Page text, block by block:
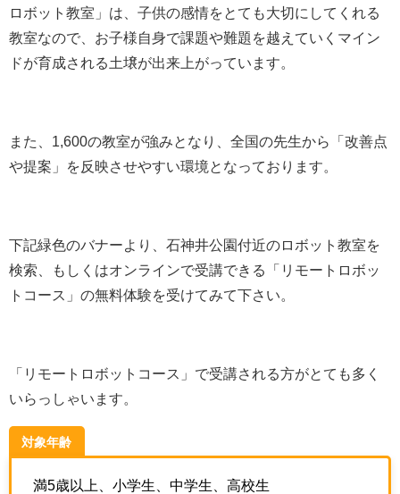
ロボット教室」は、子供の感情をとても大切にしてくれる
教室なので、お子様自身で課題や難題を越えていくマイン
ドが育成される土壌が出来上がっています。
また、1,600の教室が強みとなり、全国の先生から「改善点
や提案」を反映させやすい環境となっております。
下記緑色のバナーより、石神井公園付近のロボット教室を
検索、もしくはオンラインで受講できる「リモートロボッ
トコース」の無料体験を受けてみて下さい。
「リモートロボットコース」で受講される方がとても多く
いらっしゃいます。
対象年齢
満5歳以上、小学生、中学生、高校生